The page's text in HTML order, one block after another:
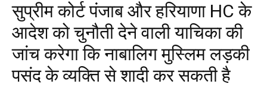
सुप्रीम कोर्ट पंजाब और हरियाणा HC के
आदेश को चुनौती देने वाली याचिका की
जांच करेगा कि नाबालिग मुस्लिम लड़की
पसंद के व्यक्ति से शादी कर सकती है